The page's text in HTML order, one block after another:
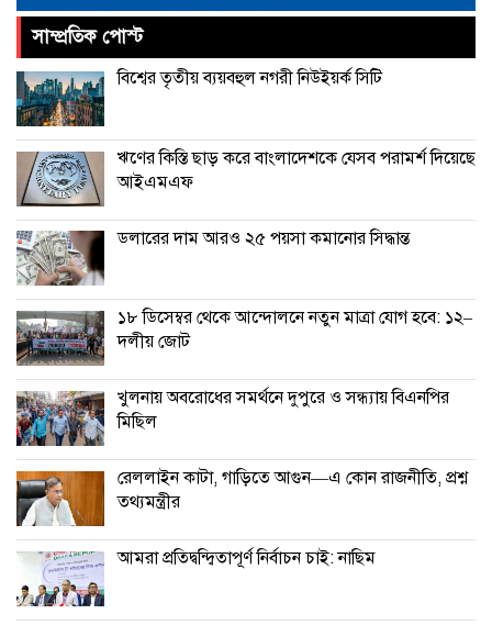
চীনের বেল্ট অ্যান্ড রোড উদ্যোগে আর
থাকছে না ইতালি
সাম্প্রতিক পোস্ট
বিশ্বের তৃতীয় ব্যয়বহুল নগরী নিউইয়র্ক সিটি
ঋণের কিস্তি ছাড় করে বাংলাদেশকে যেসব পরামর্শ দিয়েছে
আইএমএফ
ডলারের দাম আরও ২৫ পয়সা কমানোর সিদ্ধান্ত
১৮ ডিসেম্বর থেকে আন্দোলনে নতুন মাত্রা যোগ হবে: ১২–
দলীয় জোট
খুলনায় অবরোধের সমর্থনে দুপুরে ও সন্ধ্যায় বিএনপির
মিছিল
রেললাইন কাটা, গাড়িতে আগুন—এ কোন রাজনীতি, প্রশ্ন
তথ্যমন্ত্রীর
আমরা প্রতিদ্বন্দ্বিতাপূর্ণ নির্বাচন চাই: না‌ছিম